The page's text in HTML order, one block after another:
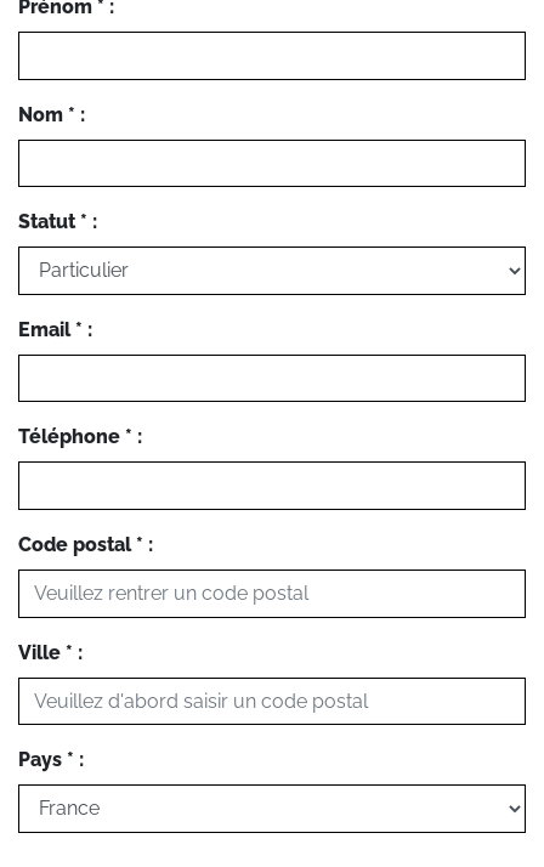
Prénom * :
Nom * :
Statut * :
Email * :
Téléphone * :
Code postal * :
Ville * :
Pays * :